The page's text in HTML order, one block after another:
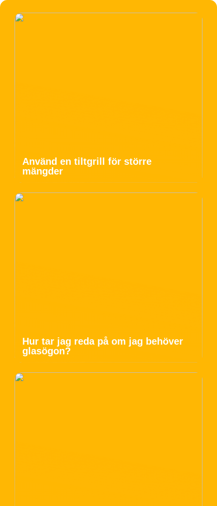
Använd en tiltgrill för större
mängder
Hur tar jag reda på om jag behöver
glasögon?